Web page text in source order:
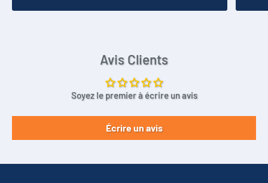
Avis Clients
Soyez le premier à écrire un avis
Écrire un avis